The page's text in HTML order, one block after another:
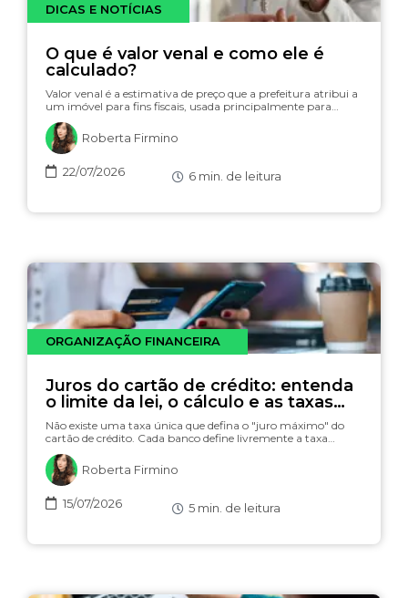
DICAS E NOTÍCIAS
O que é valor venal e como ele é
calculado?
Valor venal é a estimativa de preço que a prefeitura atribui a
um imóvel para fins fiscais, usada principalmente para…
Roberta Firmino
22/07/2026 6 min. de leitura
ORGANIZAÇÃO FINANCEIRA
Juros do cartão de crédito: entenda
o limite da lei, o cálculo e as taxas
(com simulador)
Não existe uma taxa única que defina o "juro máximo" do
cartão de crédito. Cada banco define livremente a taxa…
Roberta Firmino
15/07/2026 5 min. de leitura